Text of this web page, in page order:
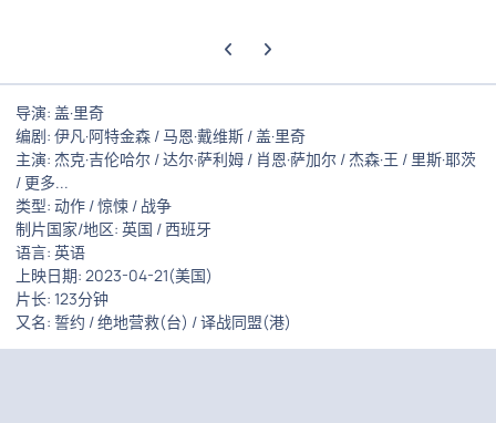
上一张轮播幻灯片
下一张轮播幻灯片
导演: 盖·里奇
编剧: 伊凡·阿特金森 / 马恩·戴维斯 / 盖·里奇
主演: 杰克·吉伦哈尔 / 达尔·萨利姆 / 肖恩·萨加尔 / 杰森·王 / 里斯·耶茨
/ 更多...
类型: 动作 / 惊悚 / 战争
制片国家/地区: 英国 / 西班牙
语言: 英语
上映日期: 2023-04-21(美国)
片长: 123分钟
又名: 誓约 / 绝地营救(台) / 译战同盟(港)